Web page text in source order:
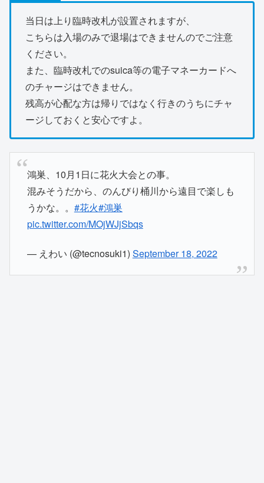
当日は上り臨時改札が設置されますが、
こちらは入場のみで退場はできませんのでご注意
ください。
また、臨時改札でのsuica等の電子マネーカードへ
のチャージはできません。
残高が心配な方は帰りではなく行きのうちにチャ
ージしておくと安心ですよ。
鴻巣、10月1日に花火大会との事。
混みそうだから、のんびり桶川から遠目で楽しも
うかな。。 #花火#鴻巣
pic.twitter.com/MOjWJjSbqs
— えわい (@tecnosuki1) September 18, 2022